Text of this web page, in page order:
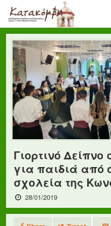
Γιορτινό
για παιδιά από
σχολεία της
28/01/2019